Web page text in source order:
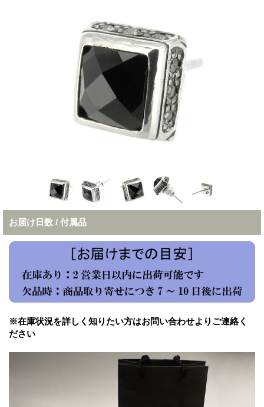
お届け日数 / 付属品
※在庫状況を詳しく知りたい方はお問い合わせよりご連絡く
ださい